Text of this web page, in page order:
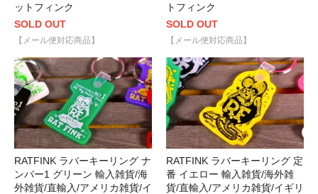
ットフィンク
SOLD OUT
【メール便対応商品】
トフィンク
SOLD OUT
【メール便対応商品】
RATFINK ラバーキーリング ナ
ンバー1 グリーン 輸入雑貨/海
外雑貨/直輸入/アメリカ雑貨/イ
RATFINK ラバーキーリング 定
番 イエロー 輸入雑貨/海外雑
貨/直輸入/アメリカ雑貨/イギリ